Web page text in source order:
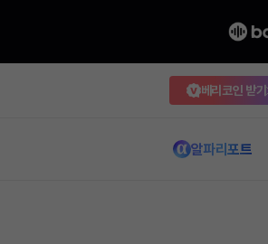
베리코인 받기
알파리포트